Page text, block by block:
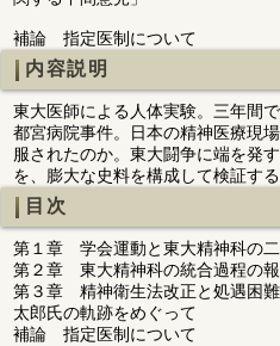
補論 指定医制について
内容説明
東大医師による人体実験。三年間
都宮病院事件。日本の精神医療現
服されたのか。東大闘争に端を発
を、膨大な史料を構成して検証する
目次
第１章 学会運動と東大精神科の
第２章 東大精神科の統合過程の
第３章 精神衛生法改正と処遇困
太郎氏の軌跡をめぐって
補論 指定医制について